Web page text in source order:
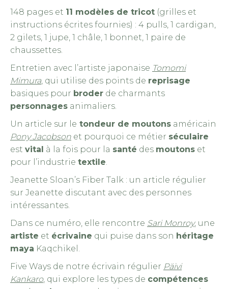
148 pages et 11 modèles de tricot (grilles et
instructions écrites fournies) : 4 pulls, 1 cardigan,
2 gilets, 1 jupe, 1 châle, 1 bonnet, 1 paire de
chaussettes.
Entretien avec l’artiste japonaise Tomomi
Mimura, qui utilise des points de reprisage
basiques pour broder de charmants
personnages animaliers.
Un article sur le tondeur de moutons américain
Pony Jacobson et pourquoi ce métier séculaire
est vital à la fois pour la santé des moutons et
pour l’industrie textile.
Jeanette Sloan’s Fiber Talk : un article régulier
sur Jeanette discutant avec des personnes
intéressantes.
Dans ce numéro, elle rencontre Sari Monroy, une
artiste et écrivaine qui puise dans son héritage
maya Kaqchikel.
Five Ways de notre écrivain régulier Päivi
Kankaro, qui explore les types de compétences